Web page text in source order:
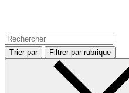
Trier par Filtrer par rubrique